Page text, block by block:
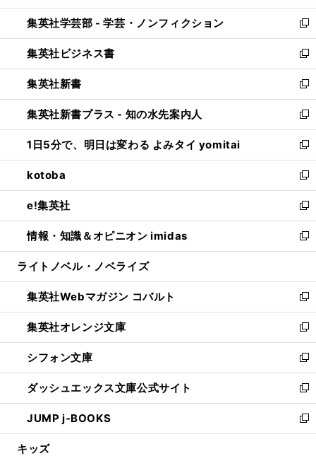
開
く
ウ
で
開
く
ン
ド
ウ
で
開
く
ウ
ィ
ン
ド
ウ
で
開
く
集英社学芸部 - 学芸・ノンフィクション
新
し
い
ウ
ィ
ン
ド
ウ
で
開
く
集英社ビジネス書
新
し
い
ウ
ィ
ン
ド
ウ
で
開
く
集英社新書
新
し
い
ウ
ィ
ン
ド
ウ
で
開
く
集英社新書プラス - 知の水先案内人
新
し
い
ウ
ィ
ン
ド
ウ
で
開
1日5分で、明日は変わる よみタイ yomitai
新
し
い
ウ
ィ
ン
ド
ウ
開
く
kotoba
新
し
い
ウ
ィ
ン
ウ
で
開
く
e!集英社
新
し
い
ウ
ン
ド
ウ
で
開
く
情報・知識＆オピニオン imidas
新
し
ウ
ィ
ン
ド
ウ
で
開
く
ライトノベル・ノベライズ
集英社Webマガジン コバルト
新
し
い
ウ
ィ
ン
ド
ウ
で
開
集英社オレンジ文庫
新
し
い
ウ
ィ
ン
ド
ウ
シフォン文庫
新
し
い
ウ
ィ
ン
ダッシュエックス文庫公式サイト
新
し
い
ウ
JUMP j-BOOKS
新
し
キッズ